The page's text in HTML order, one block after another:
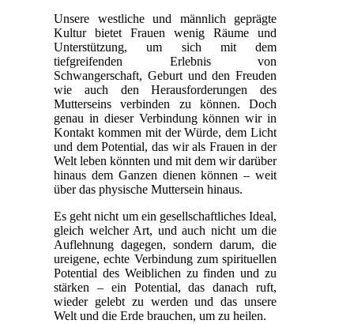
Unsere westliche und männlich geprägte
Kultur bietet Frauen wenig Räume und
Unterstützung, um sich mit dem
tiefgreifenden Erlebnis von
Schwangerschaft, Geburt und den Freuden
wie auch den Herausforderungen des
Mutterseins verbinden zu können. Doch
genau in dieser Verbindung können wir in
Kontakt kommen mit der Würde, dem Licht
und dem Potential, das wir als Frauen in der
Welt leben könnten und mit dem wir darüber
hinaus dem Ganzen dienen können – weit
über das physische Muttersein hinaus.
Es geht nicht um ein gesellschaftliches Ideal,
gleich welcher Art, und auch nicht um die
Auflehnung dagegen, sondern darum, die
ureigene, echte Verbindung zum spirituellen
Potential des Weiblichen zu finden und zu
stärken – ein Potential, das danach ruft,
wieder gelebt zu werden und das unsere
Welt und die Erde brauchen, um zu heilen.